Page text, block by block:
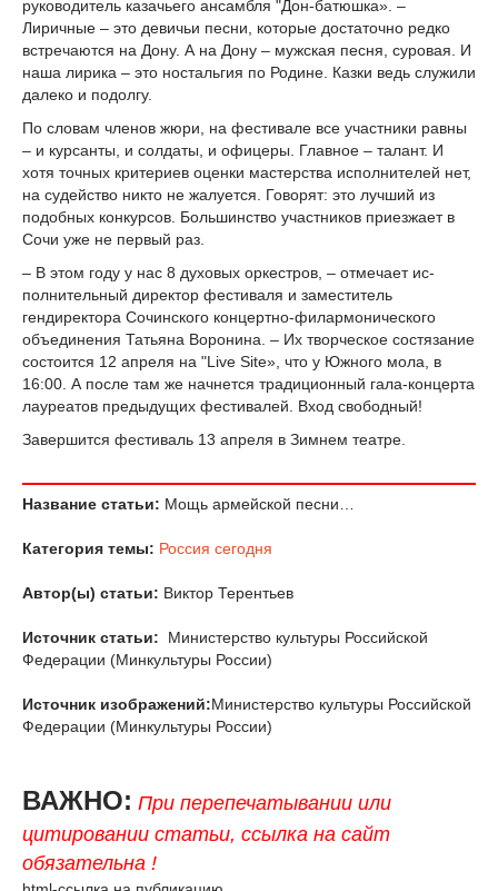
руководитель казачьего ансамбля "Дон-батюшка». –
Лиричные – это девичьи песни, которые достаточно редко
встречаются на Дону. А на Дону – мужская песня, суровая. И
наша лирика – это ностальгия по Родине. Казки ведь служили
далеко и подолгу.
По словам членов жюри, на фестивале все участники равны
– и курсанты, и солдаты, и офицеры. Главное – талант. И
хотя точных критериев оценки мастерства исполнителей нет,
на судейство никто не жалуется. Говорят: это лучший из
подобных конкурсов. Большинство участников приезжает в
Сочи уже не первый раз.
– В этом го­ду у нас 8 ду­хо­вых ор­кес­тров, – отмечает ис­
полни­тель­ный ди­рек­тор фестиваля и заместитель
гендиректора Сочинского концертно-филармонического
объединения Татьяна Воронина. – Их творческое состязание
состоится 12 апреля на "Live Site», что у Южного мола, в
16:00. А после там же начнется традиционный гала-концерта
лауреатов предыдущих фестивалей. Вход свободный!
Завершится фестиваль 13 апреля в Зимнем театре.
Название статьи: Мощь армейской песни…
Категория темы: Россия сегодня
Автор(ы) статьи: Виктор Терентьев
Источник статьи:
Министерство культуры Российской
Федерации (Минкультуры России)
Источник изображений:Министерство культуры Российской
Федерации (Минкультуры России)
ВАЖНО: При перепечатывании или
цитировании статьи, ссылка на сайт
обязательна !